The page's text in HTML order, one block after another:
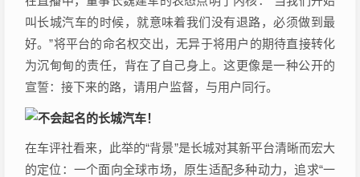
叫长城汽车的时候，就意味着我们没有退路，必须做到最
好。”将平台的命名权交出，无异于将用户的期待直接转化
为沉甸甸的责任，背在了自己身上。这更像是一种公开的
宣誓：接下来的路，请用户监督，与用户同行。
在车评社看来，此举的“背景”是长城对其新平台清晰而宏大
的定位：一个面向全球市场，原生适配多种动力，追求“一